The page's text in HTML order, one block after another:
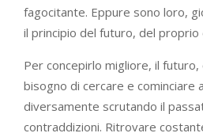
fagocitante. Eppure sono loro,
il principio del futuro, del
Per concepirlo migliore, il futuro,
bisogno di cercare e cominciare
diversamente scrutando il
contraddizioni. Ritrovare